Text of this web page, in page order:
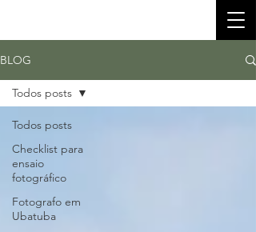
BLOG
Todos posts
Checklist para
ensaio
fotográfico
Fotografo em
Ubatuba
Todos posts